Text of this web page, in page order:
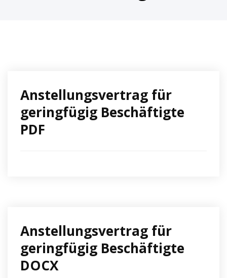
Anstellungsvertrag für
geringfügig Beschäftigte
PDF
Anstellungsvertrag für
geringfügig Beschäftigte
DOCX